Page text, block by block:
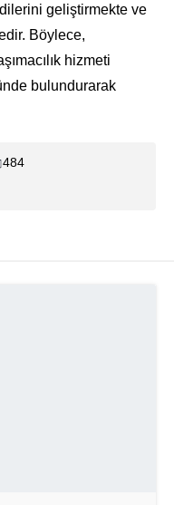
geliştirmekte ve
Böylece,
hizmeti
bulundurarak
484